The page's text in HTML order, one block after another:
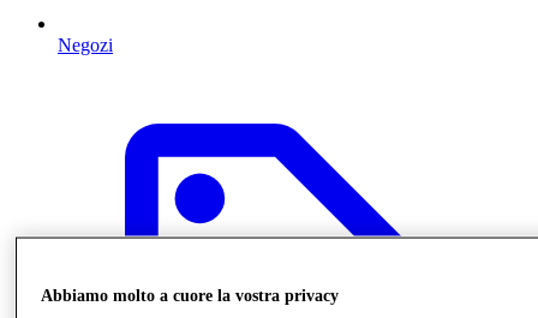
Negozi
Abbiamo molto a cuore la vostra privacy